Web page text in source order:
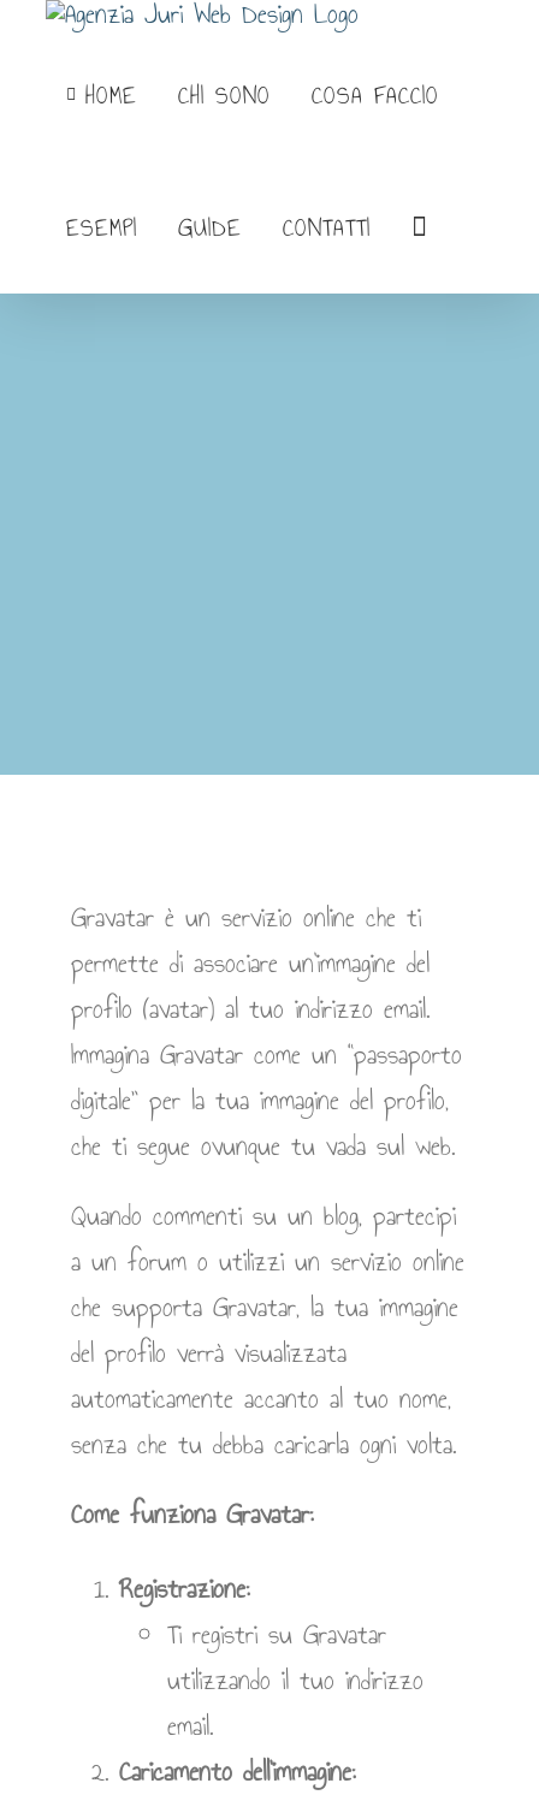
contenutoHOME CHI SONO COSA FACCIO
ESEMPI GUIDE CONTATTI
Gravatar è un servizio online che ti
permette di associare un’immagine del
profilo (avatar) al tuo indirizzo email.
Immagina Gravatar come un “passaporto
digitale” per la tua immagine del profilo,
che ti segue ovunque tu vada sul web.
Quando commenti su un blog, partecipi
a un forum o utilizzi un servizio online
che supporta Gravatar, la tua immagine
del profilo verrà visualizzata
automaticamente accanto al tuo nome,
senza che tu debba caricarla ogni volta.
Come funziona Gravatar:
Registrazione:
Ti registri su Gravatar
utilizzando il tuo indirizzo
email.
Caricamento dell’immagine: